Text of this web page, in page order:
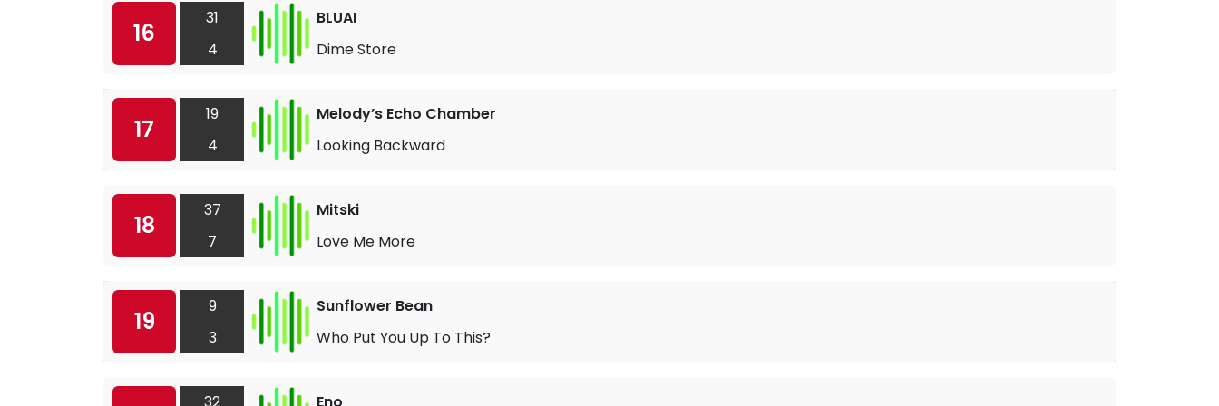
16
31
4
BLUAI
Dime Store
17
19
4
Melody’s Echo Chamber
Looking Backward
18
37
7
Mitski
Love Me More
19
9
3
Sunflower Bean
Who Put You Up To This?
32 Eno